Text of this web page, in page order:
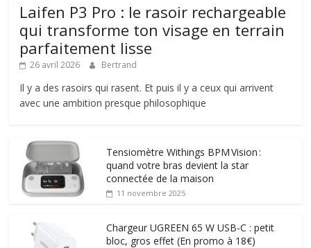
Laifen P3 Pro : le rasoir rechargeable
qui transforme ton visage en terrain
parfaitement lisse
26 avril 2026 Bertrand
Il y a des rasoirs qui rasent. Et puis il y a ceux qui arrivent
avec une ambition presque philosophique
Tensiomètre Withings BPM Vision :
quand votre bras devient la star
connectée de la maison
11 novembre 2025
Chargeur UGREEN 65 W USB-C : petit
bloc, gros effet (En promo à 18€)